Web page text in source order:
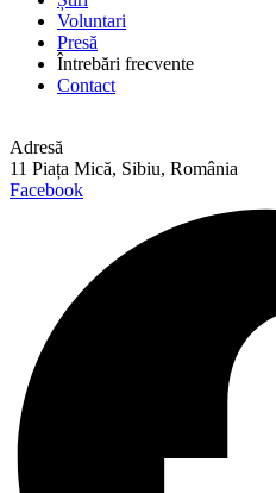
Voluntari
Presă
Întrebări frecvente
Contact
Adresă
11 Piața Mică, Sibiu, România
Facebook